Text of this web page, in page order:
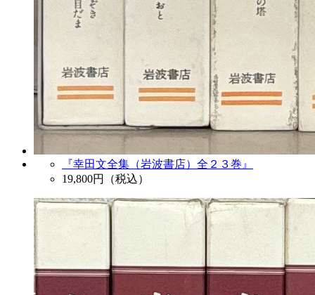
『幸田文全集（岩波書店）全２３巻』
19,800円（税込）